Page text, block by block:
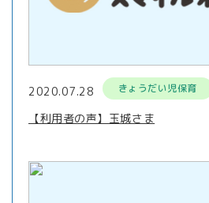
2020.07.28 きょうだい児保育
【利用者の声】玉城さま